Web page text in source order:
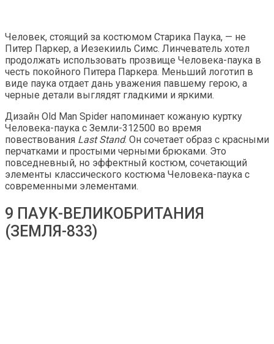
Человек, стоящий за костюмом Старика Паука, — не
Питер Паркер, а Иезекииль Симс. Линчеватель хотел
продолжать использовать прозвище Человека-паука в
честь покойного Питера Паркера. Меньший логотип в
виде паука отдает дань уважения павшему герою, а
черные детали выглядят гладкими и яркими.
Дизайн Old Man Spider напоминает кожаную куртку
Человека-паука с Земли-312500 во время
повествования Last Stand. Он сочетает образ с красными
перчатками и простыми черными брюками. Это
повседневный, но эффектный костюм, сочетающий
элементы классического костюма Человека-паука с
современными элементами.
9 ПАУК-ВЕЛИКОБРИТАНИЯ
(ЗЕМЛЯ-833)